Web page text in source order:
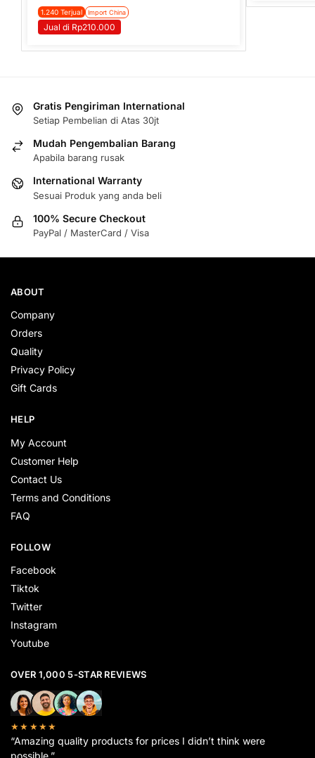
1.240 Terjual Import China
Jual di Rp210.000
Gratis Pengiriman International
Setiap Pembelian di Atas 30jt
Mudah Pengembalian Barang
Apabila barang rusak
International Warranty
Sesuai Produk yang anda beli
100% Secure Checkout
PayPal / MasterCard / Visa
ABOUT
Company
Orders
Quality
Privacy Policy
Gift Cards
HELP
My Account
Customer Help
Contact Us
Terms and Conditions
FAQ
FOLLOW
Facebook
Tiktok
Twitter
Instagram
Youtube
OVER 1,000 5-STAR REVIEWS
★★★★★
“Amazing quality products for prices I didn’t think were
possible.”